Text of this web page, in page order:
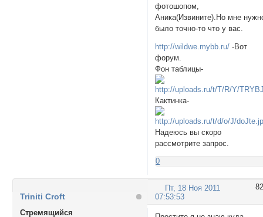
фотошопом,
Аника(Извините).Но мне
было точно-то что у вас.
http://wildwe.mybb.ru/ -Вот
форум.
Фон таблицы-
Кактинка-
Надеюсь вы скоро
рассмотрите запрос.
0
82
Пт, 18 Ноя 2011
07:53:53
Triniti Croft
Стремящийся